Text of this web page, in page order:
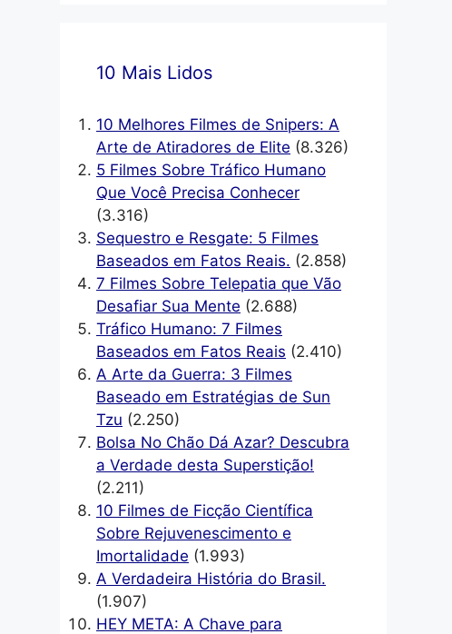
10 Mais Lidos
10 Melhores Filmes de Snipers: A
Arte de Atiradores de Elite (8.326)
5 Filmes Sobre Tráfico Humano
Que Você Precisa Conhecer
(3.316)
Sequestro e Resgate: 5 Filmes
Baseados em Fatos Reais. (2.858)
7 Filmes Sobre Telepatia que Vão
Desafiar Sua Mente (2.688)
Tráfico Humano: 7 Filmes
Baseados em Fatos Reais (2.410)
A Arte da Guerra: 3 Filmes
Baseado em Estratégias de Sun
Tzu (2.250)
Bolsa No Chão Dá Azar? Descubra
a Verdade desta Superstição!
(2.211)
10 Filmes de Ficção Científica
Sobre Rejuvenescimento e
Imortalidade (1.993)
A Verdadeira História do Brasil.
(1.907)
HEY META: A Chave para